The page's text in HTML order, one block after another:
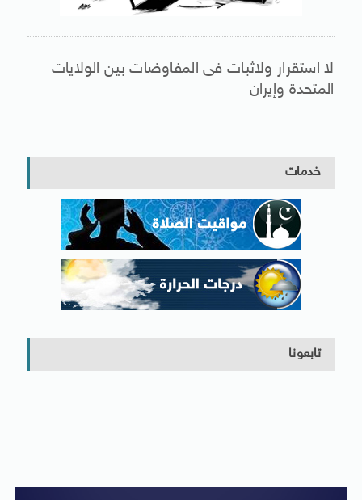
لا استقرار ولاثبات فى المفاوضات بين الولايات
المتحدة وإيران
خدمات
تابعونا